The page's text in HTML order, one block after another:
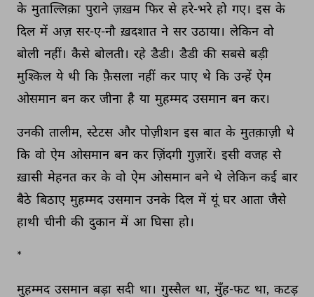
के मुताल्लिक़ा पुराने ज़ख़म फिर से हरे-भरे हो गए। इस के
दिल में अज़ सर-ए-नौ ख़दशात ने सर उठाया। लेकिन वो
बोली नहीं। कैसे बोलती। रहे डैडी। डैडी की सबसे बड़ी
मुश्किल ये थी कि फ़ैसला नहीं कर पाए थे कि उन्हें ऐम
ओसमान बन कर जीना है या मुहम्मद उसमान बन कर।
उनकी तालीम, स्टेटस और पोज़ीशन इस बात के मुतक़ाज़ी थे
कि वो ऐम ओसमान बन कर ज़िंदगी गुज़ारें। इसी वजह से
ख़ासी मेहनत कर के वो ऐम ओसमान बने थे लेकिन कई बार
बैठे बिठाए मुहम्मद उसमान उनके दिल में यूं घर आता जैसे
हाथी चीनी की दुकान में आ घिसा हो।
*
मुहम्मद उसमान बड़ा सदी था। गुस्सैल था, मुँह-फट था, कटड़